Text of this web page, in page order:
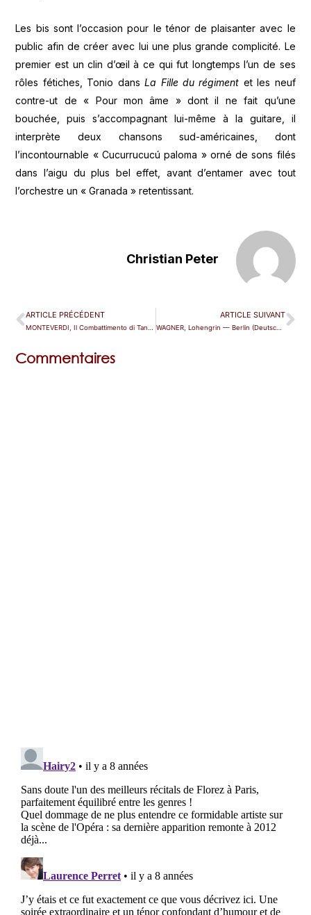
Les bis sont l’occasion pour le ténor de plaisanter avec le
public afin de créer avec lui une plus grande complicité. Le
premier est un clin d’œil à ce qui fut longtemps l’un de ses
rôles fétiches, Tonio dansLa Fille du régiment et les neuf
contre-ut de « Pour mon âme » dont il ne fait qu’une
bouchée, puis s’accompagnant lui-même à la guitare, il
interprète deux chansons sud-américaines, dont
l’incontournable « Cucurrucucú paloma » orné de sons filés
dans l’aigu du plus bel effet, avant d’entamer avec tout
l’orchestre un « Granada » retentissant.
Christian Peter
ARTICLE PRÉCÉDENT ARTICLE SUIVANT
WAGNER, Lohengrin — Berlin (Deutsche Oper)
Commentaires